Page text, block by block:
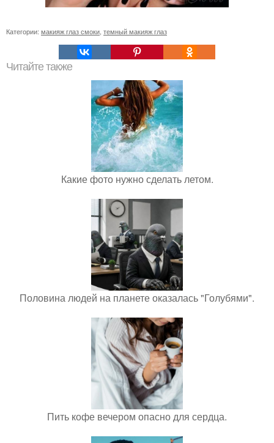
Категории: макияж глаз смоки, темный макияж глаз
Читайте также
Какие фото нужно сделать летом.
Половина людей на планете оказалась "Голубями".
Пить кофе вечером опасно для сердца.